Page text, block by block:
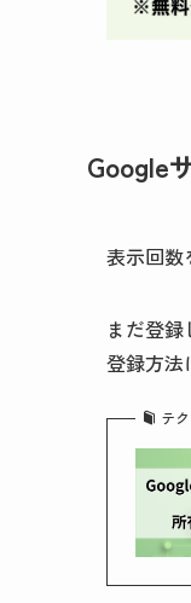
Google
表示回数
まだ登
登録方法
テ